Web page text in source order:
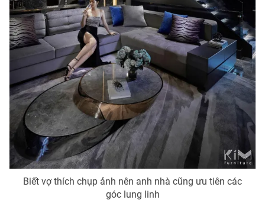
Phó Tổng Biên tập:Nguyễn Thị Mỹ Hạnh, Phạm Quốc Thắng,
Nguyễn Trọng Ninh
Tổng đài VTV:024.38 355 931 - 024.38 355 932
Ðiện thoại Thời báo VTV:
024.66 897 897
Email:toasoan@vtv.vn
Liên hệ quảng cáo:024-7300.7108
Biết vợ thích chụp ảnh nên anh nhà cũng ưu tiên các
góc lung linh